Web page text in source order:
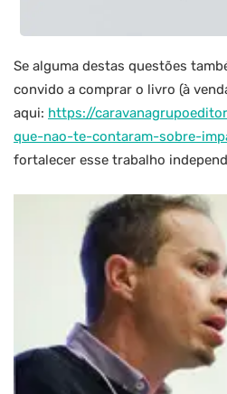
Se alguma destas questões
convido a comprar o livro (à
aqui: https://
que-nao-te-contaram-sobre-
fortalecer esse trabalho